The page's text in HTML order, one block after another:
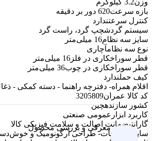
وزن3.2 کیلوگرم
بازه سرعت620 دور بر دقیقه
کنترل سرعتندارد
سیستم گردشچپ گرد، راست گرد
سایز سه نظام16 میلی‌متر
نوع سه نظامآچاری
قطر سوراخکاری در فلز 16 میلی‌متر
قطر سوراخکاری در چوب36 میلی‌متر
کیف حملندارد
اقلام همراه- دفترچه راهنما - دسته کمکی -
کد کالا عمران3205809
کشور سازندهچین
کاربرد ابزار عمومی صنعتی
گارانتیضمانت اصالت و سلامت فیزیکی کالا
سایر توضیحات- طراحی آرگونومیک و
معرفی و بررسی محصول